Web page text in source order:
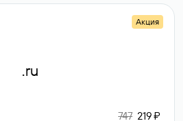
Акция
.ru
747 219 ₽